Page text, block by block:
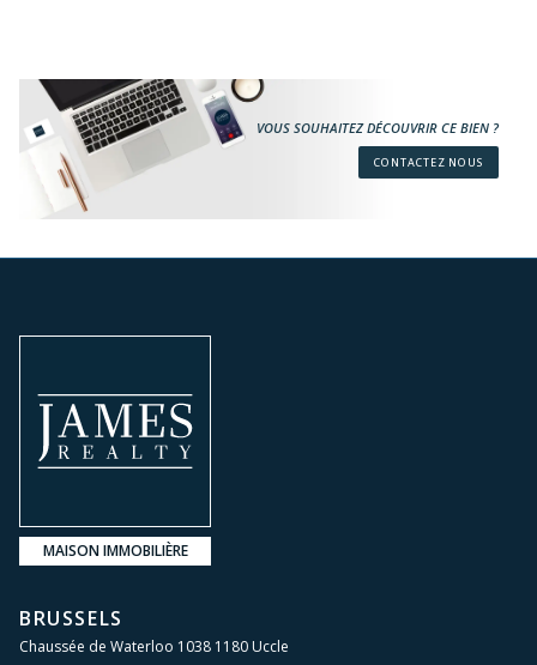
VOUS SOUHAITEZ DÉCOUVRIR CE BIEN ?
CONTACTEZ NOUS
MAISON IMMOBILIÈRE
BRUSSELS
Chaussée de Waterloo 1038 1180 Uccle